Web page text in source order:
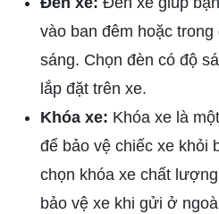
vào ban đêm hoặc
sáng. Chọn đèn có độ
lắp đặt trên xe.
Khóa xe: Khóa xe là
để bảo vệ chiếc xe khỏi
chọn khóa xe chất
bảo vệ xe khi gửi ở